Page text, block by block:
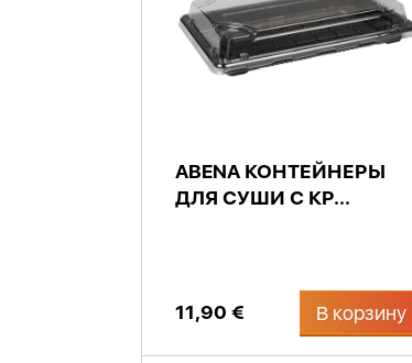
ABENA КОНТЕЙНЕРЫ
ДЛЯ СУШИ С КР...
11,90 € В корзину